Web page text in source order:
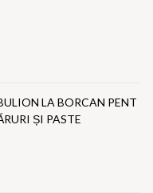
LA BORCAN PENT
ȘI PASTE